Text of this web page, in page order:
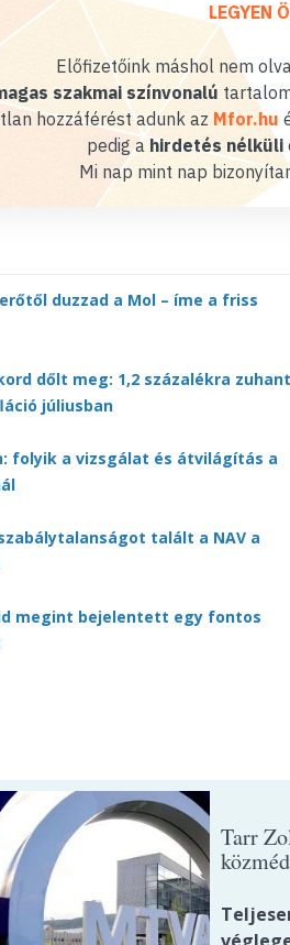
LEGYEN
Előfizetőink máshol nem
szakmai színvonalú
hozzáférést adunk az Mfor.hu
pedig ahirdetés nélküli
Mi nap mint nap
duzzad a Mol – íme a friss
dőlt meg: 1,2 százalékra
júliusban
folyik a vizsgálat és átvilágítás a
talált a NAV a
megint bejelentett egy fontos
Tarr